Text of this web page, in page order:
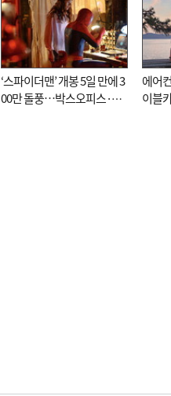
‘스파이더맨’ 개봉 5일 만에 3
00만 돌풍…박스오피스·예
에어
이블